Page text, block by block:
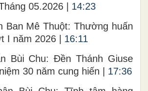
05.2026 | 14:23
Ban Mê Thuột: Thường huấn
I năm 2026 | 16:11
Bùi Chu: Đền Thánh Giuse
30 năm cung hiến | 17:36